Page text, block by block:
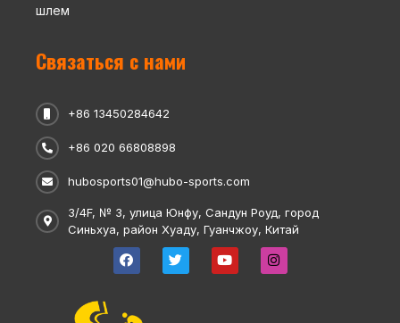
шлем
Связаться с нами
+86 13450284642
+86 020 66808898
hubosports01@hubo-sports.com
3/4F, № 3, улица Юнфу, Сандун Роуд, город
Синьхуа, район Хуаду, Гуанчжоу, Китай